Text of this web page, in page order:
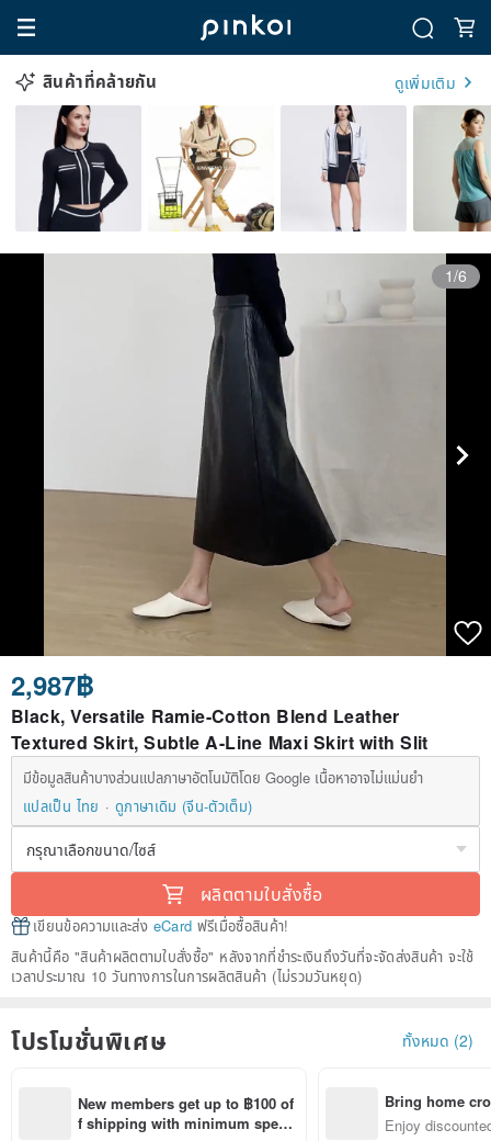
สินค้าที่คล้ายกัน ดูเพิ่มเติม
1/6
2,987฿
Black, Versatile Ramie-Cotton Blend Leather
Textured Skirt, Subtle A-Line Maxi Skirt with Slit
มีข้อมูลสินค้าบางส่วนแปลภาษาอัตโนมัติโดย Google เนื้อหาอาจไม่แม่นยำ
แปลเป็น ไทย
ดูภาษาเดิม (จีน-ตัวเต็ม)
ผลิตตามใบสั่งซื้อ
เขียนข้อความและส่ง eCard ฟรีเมื่อซื้อสินค้า!
สินค้านี้คือ "สินค้าผลิตตามใบสั่งซื้อ" หลังจากที่ชำระเงินถึงวันที่จะจัดส่งสินค้า จะใช้
เวลาประมาณ 10 วันทางการในการผลิตสินค้า (ไม่รวมวันหยุด)
โปรโมชั่นพิเศษ ทั้งหมด (2)
New members get up to ฿100 of
f shipping with minimum spen
Bring home
n with ease
Enjoy